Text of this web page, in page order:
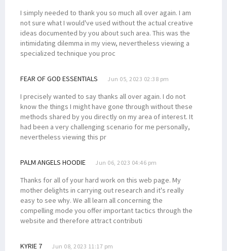
I simply needed to thank you so much all over again. I am
not sure what I would've used without the actual creative
ideas documented by you about such area. This was the
intimidating dilemma in my view, nevertheless viewing a
specialized technique you proc
FEAR OF GOD ESSENTIALS Jun 05, 2023 02:38 pm
I precisely wanted to say thanks all over again. I do not
know the things I might have gone through without these
methods shared by you directly on my area of interest. It
had been a very challenging scenario for me personally,
nevertheless viewing this pr
PALM ANGELS HOODIE Jun 06, 2023 04:46 pm
Thanks for all of your hard work on this web page. My
mother delights in carrying out research and it's really
easy to see why. We all learn all concerning the
compelling mode you offer important tactics through the
website and therefore attract contributi
KYRIE 7 Jun 08, 2023 11:17 pm